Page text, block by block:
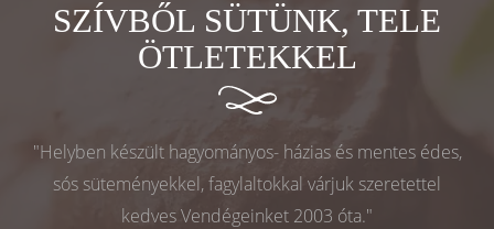
SZÍVBŐL SÜTÜNK, TELE
ÖTLETEKKEL
"Helyben készült hagyományos- házias és mentes édes,
sós süteményekkel, fagylaltokkal várjuk szeretettel
kedves Vendégeinket 2003 óta."